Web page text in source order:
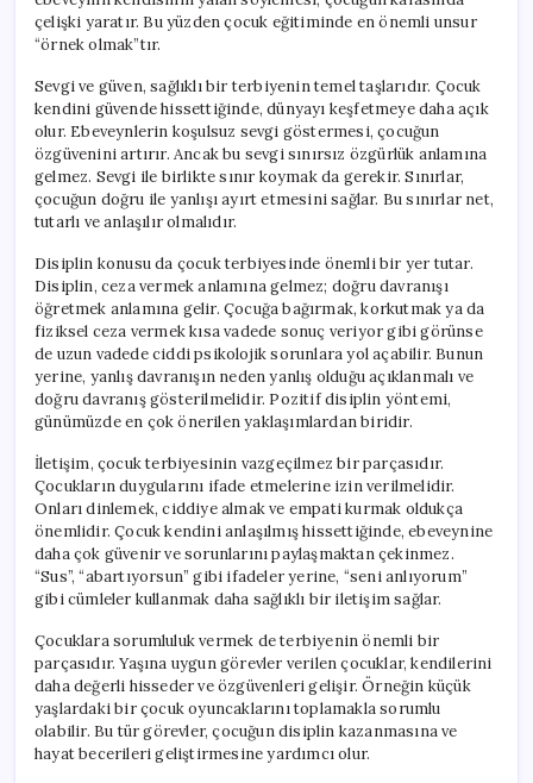
çelişki yaratır. Bu yüzden çocuk eğitiminde en önemli unsur
“örnek olmak”tır.
Sevgi ve güven, sağlıklı bir terbiyenin temel taşlarıdır. Çocuk
kendini güvende hissettiğinde, dünyayı keşfetmeye daha açık
olur. Ebeveynlerin koşulsuz sevgi göstermesi, çocuğun
özgüvenini artırır. Ancak bu sevgi sınırsız özgürlük anlamına
gelmez. Sevgi ile birlikte sınır koymak da gerekir. Sınırlar,
çocuğun doğru ile yanlışı ayırt etmesini sağlar. Bu sınırlar net,
tutarlı ve anlaşılır olmalıdır.
Disiplin konusu da çocuk terbiyesinde önemli bir yer tutar.
Disiplin, ceza vermek anlamına gelmez; doğru davranışı
öğretmek anlamına gelir. Çocuğa bağırmak, korkutmak ya da
fiziksel ceza vermek kısa vadede sonuç veriyor gibi görünse
de uzun vadede ciddi psikolojik sorunlara yol açabilir. Bunun
yerine, yanlış davranışın neden yanlış olduğu açıklanmalı ve
doğru davranış gösterilmelidir. Pozitif disiplin yöntemi,
günümüzde en çok önerilen yaklaşımlardan biridir.
İletişim, çocuk terbiyesinin vazgeçilmez bir parçasıdır.
Çocukların duygularını ifade etmelerine izin verilmelidir.
Onları dinlemek, ciddiye almak ve empati kurmak oldukça
önemlidir. Çocuk kendini anlaşılmış hissettiğinde, ebeveynine
daha çok güvenir ve sorunlarını paylaşmaktan çekinmez.
“Sus”, “abartıyorsun” gibi ifadeler yerine, “seni anlıyorum”
gibi cümleler kullanmak daha sağlıklı bir iletişim sağlar.
Çocuklara sorumluluk vermek de terbiyenin önemli bir
parçasıdır. Yaşına uygun görevler verilen çocuklar, kendilerini
daha değerli hisseder ve özgüvenleri gelişir. Örneğin küçük
yaşlardaki bir çocuk oyuncaklarını toplamakla sorumlu
olabilir. Bu tür görevler, çocuğun disiplin kazanmasına ve
hayat becerileri geliştirmesine yardımcı olur.